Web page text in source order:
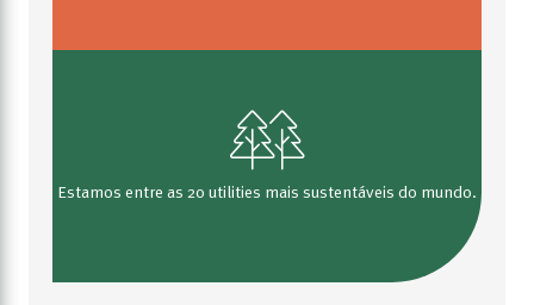
Estamos entre as 20 utilities mais sustentáveis do mundo.